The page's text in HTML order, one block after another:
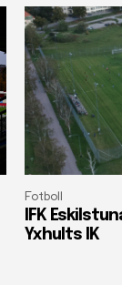
Fotboll
IFK
Yxhults IK